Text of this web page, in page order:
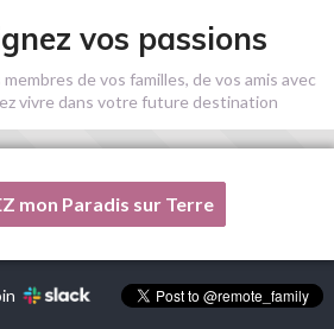
vos passions
de vos familles, de vos amis avec
vivre dans votre future destination
n'est pas listée ici, s'il vous plaît, aidez-
mon Paradis sur Terre